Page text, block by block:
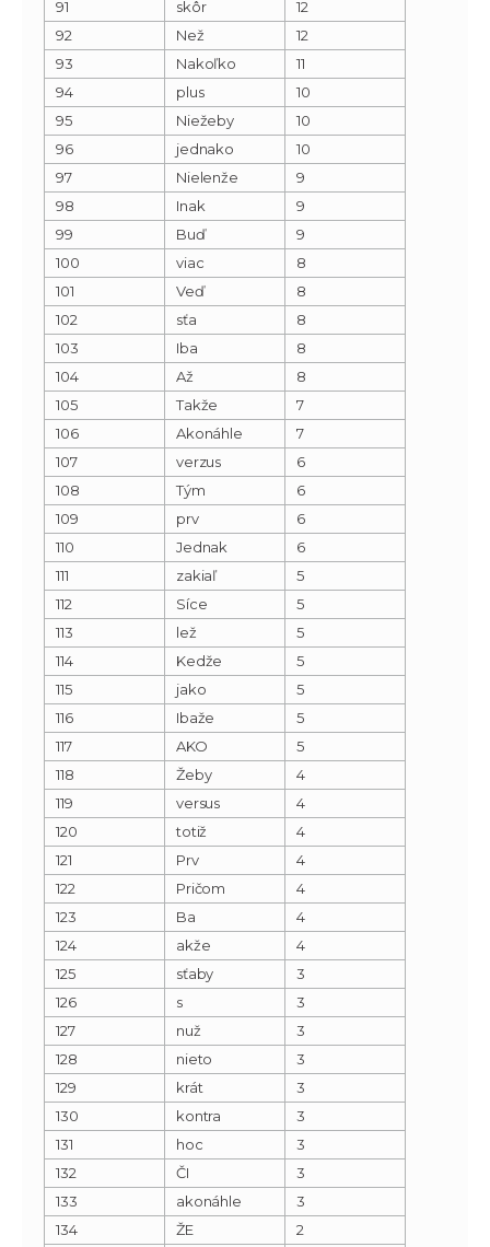
91 skôr
12
92
Než
12
93
Nakoľko
11
94
plus
10
95
Niežeby
10
96
jednako
10
97
Nielenže
9
98
Inak
9
99
Buď
9
100
viac
8
101
Veď
8
102
sťa
8
103
Iba
8
104
Až
8
105
Takže
7
106
Akonáhle
7
107
verzus
6
108
Tým
6
109
prv
6
110
Jednak
6
111
zakiaľ
5
112
Síce
5
113
lež
5
114
Kedže
5
115
jako
5
116
Ibaže
5
117
AKO
5
118
Žeby
4
119
versus
4
120
totiž
4
121
Prv
4
122
Pričom
4
123
Ba
4
124
akže
4
125
sťaby
3
126
s
3
127
nuž
3
128
nieto
3
129
krát
3
130
kontra
3
131
hoc
3
132
ČI
3
133
akonáhle
3
134
ŽE
2